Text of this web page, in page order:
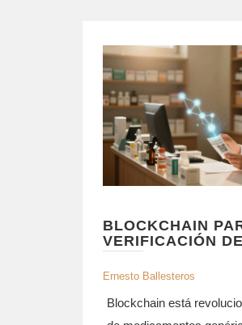
BLOCKCHAIN
VERIFICACIÓN DE
MEDICAMENTOS:
DE LA
Ernesto Ballesteros
Blockchain está